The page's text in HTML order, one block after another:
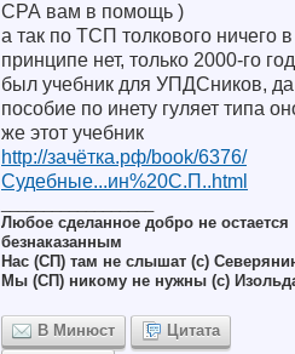
СРА вам в помощь )
а так по ТСП толкового ничего в
принципе нет, только 2000-го
был учебник для УПДСников, да
пособие по инету гуляет типа
же этот учебник
http://зачётка.рф/book/6376/
Судебные...ин%20С.П..html
Любое сделанное добро не остается
безнаказанным
Нас (СП) там не слышат (с)
Мы (СП) никому не нужны (с)
В Минюст
Цитата